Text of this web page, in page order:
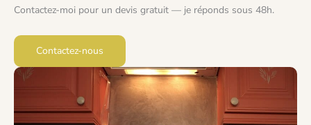
Contactez-moi pour un devis gratuit — je réponds sous 48h.
Contactez-nous